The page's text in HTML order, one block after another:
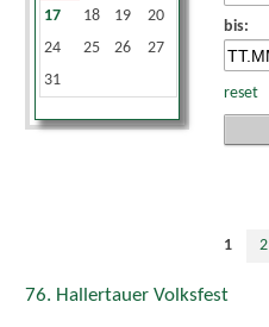
17
18 19 20 22
24
25 26 27 29
30
31
bis:
reset
1 2
76. Hallertauer Volksfest